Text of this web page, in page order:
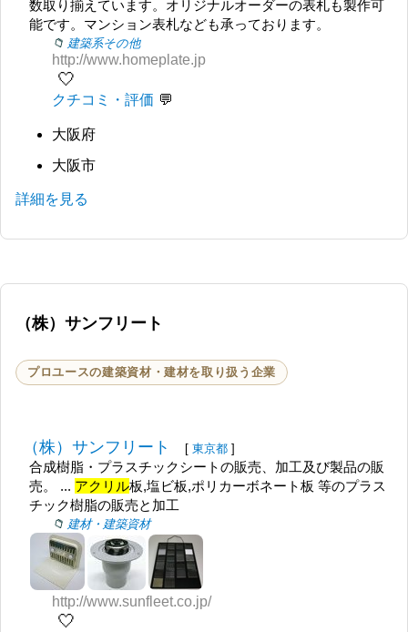
数取り揃えています。オリジナルオーダーの表札も製作可
能です。マンション表札なども承っております。
建築系その他
http://www.homeplate.jp
🤍
クチコミ・評価
大阪府
大阪市
詳細を見る
（株）サンフリート
プロユースの建築資材・建材を取り扱う企業
（株）サンフリート [ 東京都 ]
合成樹脂・プラスチックシートの販売、加工及び製品の販
売。 ... アクリル板,塩ビ板,ポリカーボネート板 等のプラス
チック樹脂の販売と加工
建材・建築資材
http://www.sunfleet.co.jp/
🤍